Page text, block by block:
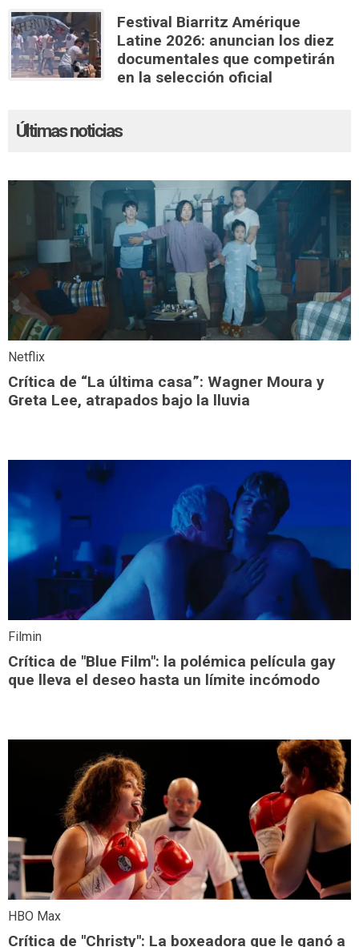
Festival Biarritz Amérique
Latine 2026: anuncian los diez
documentales que competirán
en la selección oficial
Últimas noticias
Netflix
Crítica de “La última casa”: Wagner Moura y
Greta Lee, atrapados bajo la lluvia
Filmin
Crítica de "Blue Film": la polémica película gay
que lleva el deseo hasta un límite incómodo
HBO Max
Crítica de "Christy": La boxeadora que le ganó a